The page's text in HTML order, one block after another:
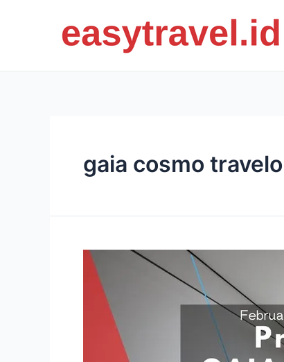
gaia cosmo